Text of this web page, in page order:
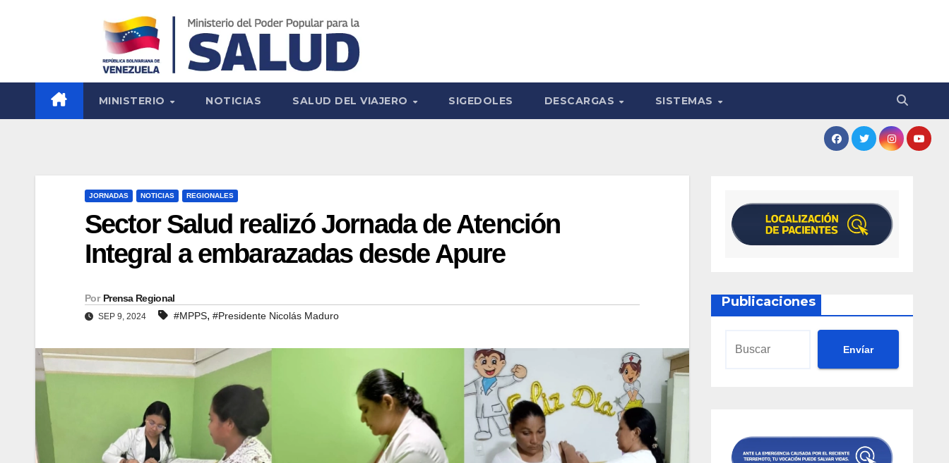
MINISTERIO NOTICIAS SALUD DEL VIAJERO SIGEDOLES DESCARGAS SISTEMAS
JORNADAS NOTICIAS REGIONALES
Sector Salud realizó Jornada de Atención
Integral a embarazadas desde Apure
Por Prensa Regional
SEP 9, 2024 #MPPS, #Presidente Nicolás Maduro
Publicaciones
Envíar